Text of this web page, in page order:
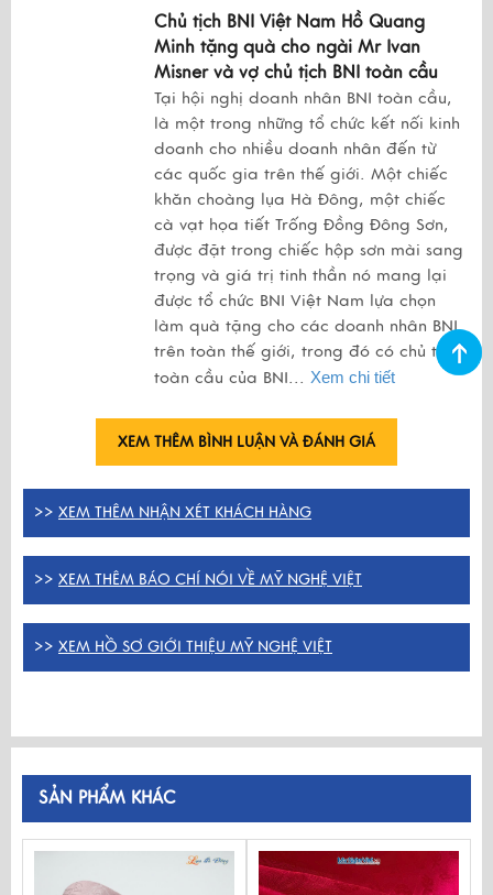
Chủ tịch BNI Việt Nam Hồ Quang
Minh tặng quà cho ngài Mr Ivan
Misner và vợ chủ tịch BNI toàn cầu
Tại hội nghị doanh nhân BNI toàn cầu,
là một trong những tổ chức kết nối kinh
doanh cho nhiều doanh nhân đến từ
các quốc gia trên thế giới. Một chiếc
khăn choàng lụa Hà Đông, một chiếc
cà vạt họa tiết Trống Đồng Đông Sơn,
được đặt trong chiếc hộp sơn mài sang
trọng và giá trị tinh thần nó mang lại
được tổ chức BNI Việt Nam lựa chọn
làm quà tặng cho các doanh nhân BNI
trên toàn thế giới, trong đó có chủ tịch
toàn cầu của BNI... Xem chi tiết
XEM THÊM BÌNH LUẬN VÀ ĐÁNH GIÁ
>> XEM THÊM NHẬN XÉT KHÁCH HÀNG
>> XEM THÊM BÁO CHÍ NÓI VỀ MỸ NGHỆ VIỆT
>> XEM HỒ SƠ GIỚI THIỆU MỸ NGHỆ VIỆT
SẢN PHẨM KHÁC